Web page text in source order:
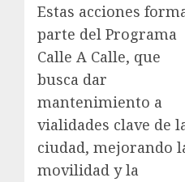
Estas acciones
parte del Programa
Calle A Calle, que
busca dar
mantenimiento a
vialidades clave de
ciudad, mejorando
movilidad y la